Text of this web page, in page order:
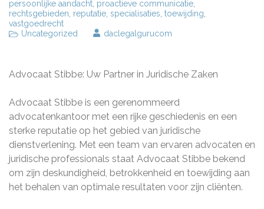
persoonlijke aandacht, proactieve communicatie,
rechtsgebieden, reputatie, specialisaties, toewijding,
vastgoedrecht
Uncategorized
daclegalgurucom
Advocaat Stibbe: Uw Partner in Juridische Zaken
Advocaat Stibbe is een gerenommeerd
advocatenkantoor met een rijke geschiedenis en een
sterke reputatie op het gebied van juridische
dienstverlening. Met een team van ervaren advocaten en
juridische professionals staat Advocaat Stibbe bekend
om zijn deskundigheid, betrokkenheid en toewijding aan
het behalen van optimale resultaten voor zijn cliënten.